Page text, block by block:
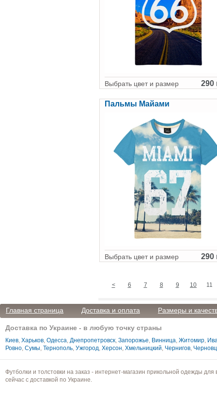
Выбрать цвет и размер 290
Пальмы Майами
Выбрать цвет и размер 290
< 6 7 8 9 10 11
Главная страница Доставка и оплата Размеры и
Доставка по Украине - в любую точку страны
Киев Харьков Одесса Днепропетровск Запорожье Винница Житомир
Ровно Сумы Тернополь Ужгород Херсон Хмельницкий Чернигов
Футболки и толстовки на заказ - интернет-магазин прикольной одежды
сейчас с доставкой по Украине.